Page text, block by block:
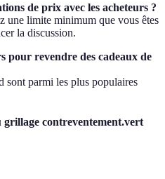
de prix avec les acheteurs ?
une limite minimum que vous êtes
la discussion.
pour revendre des cadeaux de
parmi les plus populaires
contreventement.vert